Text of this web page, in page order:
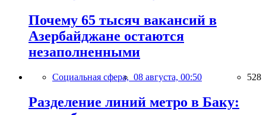
Почему 65 тысяч вакансий в
Азербайджане остаются
незаполненными
Социальная сфера, 08 августа, 00:50 528
Разделение линий метро в Баку: